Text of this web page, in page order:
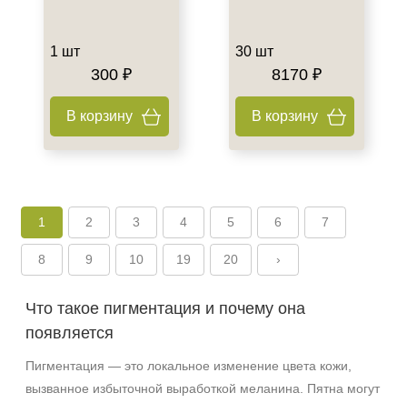
1 шт
300 ₽
В корзину
30 шт
8170 ₽
В корзину
1 2 3 4 5 6 7
8 9 10 19 20 ›
Что такое пигментация и почему она
появляется
Пигментация — это локальное изменение цвета кожи,
вызванное избыточной выработкой меланина. Пятна могут
+7 (495) 640-58-89